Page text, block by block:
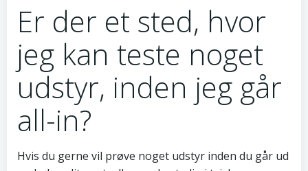
Er der et sted, hvor
jeg kan teste noget
udstyr, inden jeg går
all-in?
Hvis du gerne vil prøve noget udstyr inden du går ud